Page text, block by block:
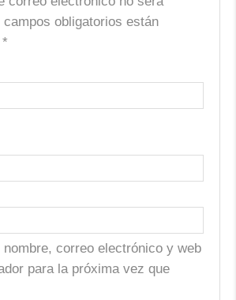
campos obligatorios están
*
nombre, correo electrónico y web
para la próxima vez que